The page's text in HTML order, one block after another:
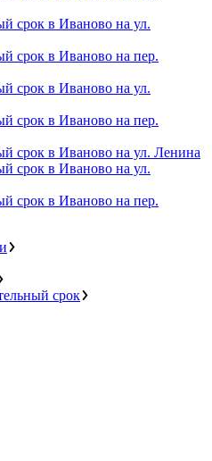
срок в Иваново на ул.
срок в Иваново на пер.
срок в Иваново на ул.
срок в Иваново на пер.
срок в Иваново на ул. Ленина
срок в Иваново на ул.
срок в Иваново на пер.
срок